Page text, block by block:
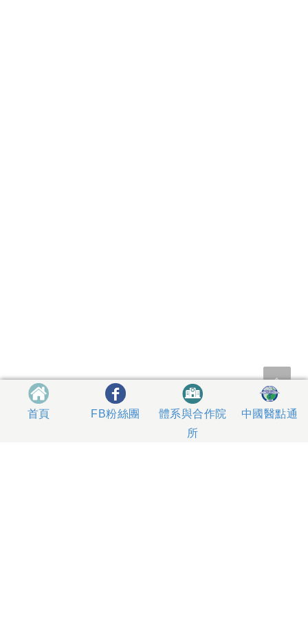
首頁 FB粉絲團
體系與合作院
所
中國醫點通